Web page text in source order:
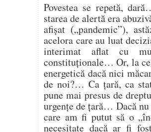
Povestea se repetă,
starea de alertă era
afișat („pandemic”),
acelora care au luat
interimat aflat cu
constituționale… Or, la
energetică dacă nici
de noi?… Ca țară, ca
pune mai presus de
urgențe de țară… Dacă
care am fi putut să o
necesitate dacă ar fi